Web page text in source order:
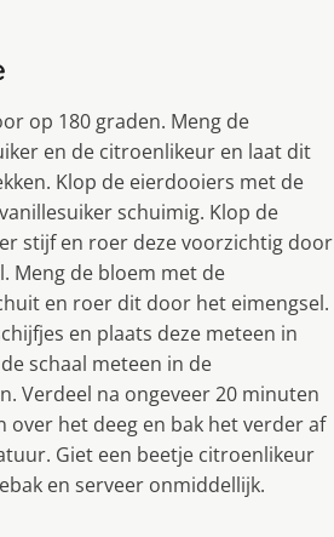
op 180 graden. Meng de
en de citroenlikeur en laat dit
Klop de eierdooiers met de
schuimig. Klop de
stijf en roer deze voorzichtig door
Meng de bloem met de
en roer dit door het eimengsel.
en plaats deze meteen in
schaal meteen in de
Verdeel na ongeveer 20 minuten
over het deeg en bak het verder af
Giet een beetje citroenlikeur
en serveer onmiddellijk.